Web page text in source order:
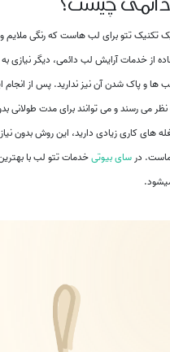
تکنیک تتو برای لب هاست که رنگی
از خدمات آرایش لب دائمی، دیگر نیازی
ها و پاک شدن آن نیز ندارید. پس از
نظر می رسند و می توانند برای مدت طولانی
های کاری زیادی دارید، این روش بدون
در سای بیوتیخدمات تتو لب با
میشود.